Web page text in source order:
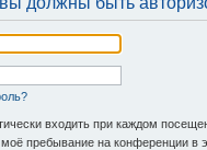
входить при каждом
пребывание на конференции в